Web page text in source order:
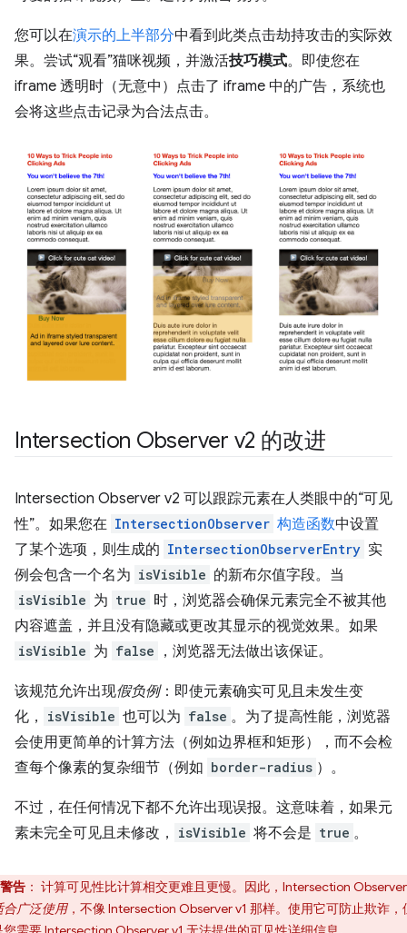
您可以在演示的上半部分中看到此类点击劫持攻击的实际效
果。尝试“观看”猫咪视频，并激活技巧模式。即使您在
iframe 透明时（无意中）点击了 iframe 中的广告，系统也
会将这些点击记录为合法点击。
Intersection Observer v2 的改进
Intersection Observer v2 可以跟踪元素在人类眼中的“可见
性”。如果您在 IntersectionObserver 构造函数中设置
了某个选项，则生成的 IntersectionObserverEntry 实
例会包含一个名为 isVisible 的新布尔值字段。当
isVisible 为 true 时，浏览器会确保元素完全不被其他
内容遮盖，并且没有隐藏或更改其显示的视觉效果。如果
isVisible 为 false ，浏览器无法做出该保证。
该规范允许出现假负例：即使元素确实可见且未发生变
化，
isVisible 也可以为 false 。 为了提高性能，浏览器
会使用更简单的计算方法（例如边界框和矩形），而不会检
查每个像素的复杂细节（例如 border-radius ）。
不过，在任何情况下都不允许出现误报。这意味着，如果元
素未完全可见且未修改，
isVisible 将不会是 true 。
警告 ： 计算可见性比计算相交更难且更慢。因此，Intersection
合广泛使用，不像 Intersection Observer v1 那样。使用它可防止欺诈，